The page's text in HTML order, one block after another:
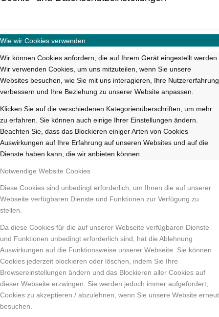
Wie wir Cookies verwenden
Wir können Cookies anfordern, die auf Ihrem Gerät eingestellt werden.
Wir verwenden Cookies, um uns mitzuteilen, wenn Sie unsere
Websites besuchen, wie Sie mit uns interagieren, Ihre Nutzererfahrung
verbessern und Ihre Beziehung zu unserer Website anpassen.
Klicken Sie auf die verschiedenen Kategorienüberschriften, um mehr
zu erfahren. Sie können auch einige Ihrer Einstellungen ändern.
Beachten Sie, dass das Blockieren einiger Arten von Cookies
Auswirkungen auf Ihre Erfahrung auf unseren Websites und auf die
Dienste haben kann, die wir anbieten können.
Notwendige Website Cookies
Diese Cookies sind unbedingt erforderlich, um Ihnen die auf unserer
Webseite verfügbaren Dienste und Funktionen zur Verfügung zu
stellen.
Da diese Cookies für die auf unserer Webseite verfügbaren Dienste
und Funktionen unbedingt erforderlich sind, hat die Ablehnung
Auswirkungen auf die Funktionsweise unserer Webseite. Sie können
Cookies jederzeit blockieren oder löschen, indem Sie Ihre
Browsereinstellungen ändern und das Blockieren aller Cookies auf
dieser Webseite erzwingen. Sie werden jedoch immer aufgefordert,
Cookies zu akzeptieren / abzulehnen, wenn Sie unsere Website erneut
besuchen.